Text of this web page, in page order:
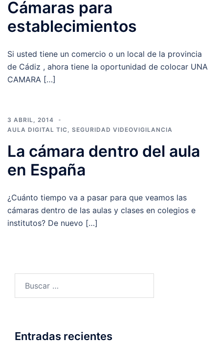
Cámaras para
establecimientos
Si usted tiene un comercio o un local de la provincia
de Cádiz , ahora tiene la oportunidad de colocar UNA
CAMARA […]
3 ABRIL, 2014
AULA DIGITAL TIC
SEGURIDAD VIDEOVIGILANCIA
La cámara dentro del aula
en España
¿Cuánto tiempo va a pasar para que veamos las
cámaras dentro de las aulas y clases en colegios e
institutos? De nuevo […]
Entradas recientes